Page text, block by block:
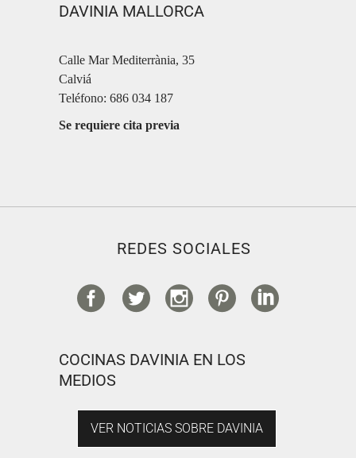
DAVINIA MALLORCA
Calle Mar Mediterrània, 35
Calviá
Teléfono: 686 034 187
Se requiere cita previa
REDES SOCIALES
COCINAS DAVINIA EN LOS
MEDIOS
VER NOTICIAS SOBRE DAVINIA